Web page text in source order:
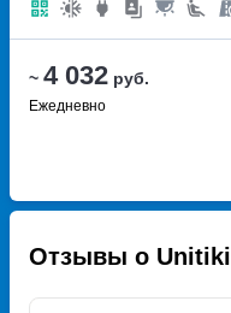
~ 4 032 руб.
Ежедневно
Отзывы о Unitiki